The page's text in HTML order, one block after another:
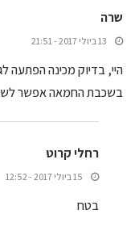
שרה
13 ביולי 2017 - 21:51
היי, בדיוק מכינה הפתעה
בשכבת החמאה אפשר
רחלי קרוט
15 ביולי 2017 - 12:52
בטח